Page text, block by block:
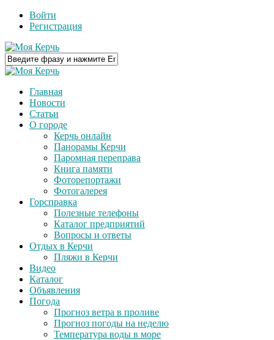
Войти
Регистрация
Главная
Новости
Статьи
О городе
Керчь онлайн
Панорамы Керчи
Паромная переправа
Книга памяти
Фоторепортажи
Фотогалерея
Горсправка
Полезные телефоны
Каталог предприятий
Вопросы и ответы
Отдых в Керчи
Пляжи в Керчи
Видео
Каталог
Объявления
Погода
Прогноз ветра в проливе
Прогноз погоды на неделю
Температура воды в море